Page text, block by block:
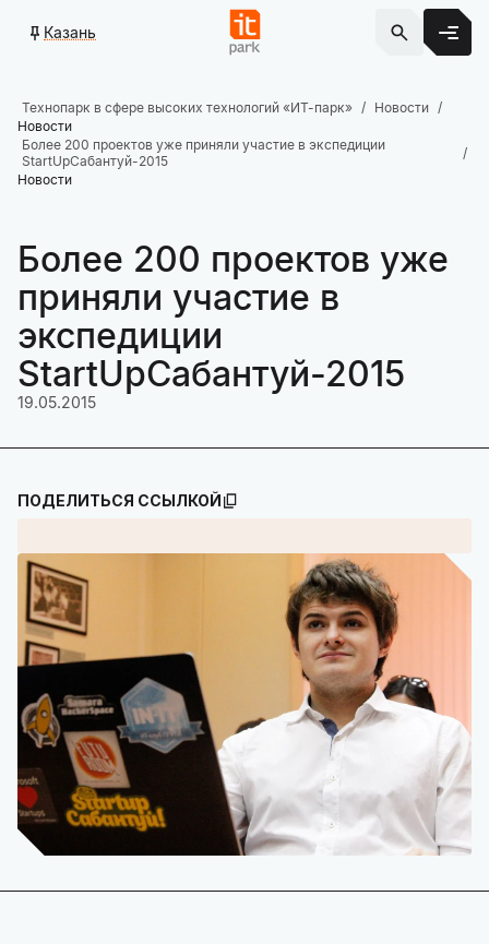
Казань
Технопарк в сфере высоких технологий «ИТ-парк»
Новости
Новости
Более 200 проектов уже приняли участие в экспедиции
StartUpСабантуй-2015
Новости
Более 200 проектов уже
приняли участие в
экспедиции
StartUpСабантуй-2015
19.05.2015
ПОДЕЛИТЬСЯ ССЫЛКОЙ